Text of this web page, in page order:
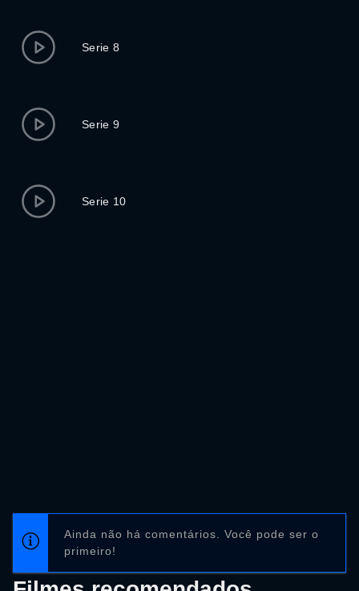
Serie 8
Serie 9
Serie 10
Ainda não há comentários. Você pode ser o
primeiro!